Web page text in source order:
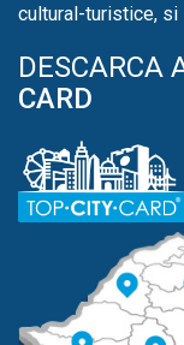
cultural-turistice, si
DESCARCA
CARD